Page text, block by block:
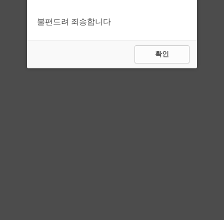
불편드려 죄송합니다
확인